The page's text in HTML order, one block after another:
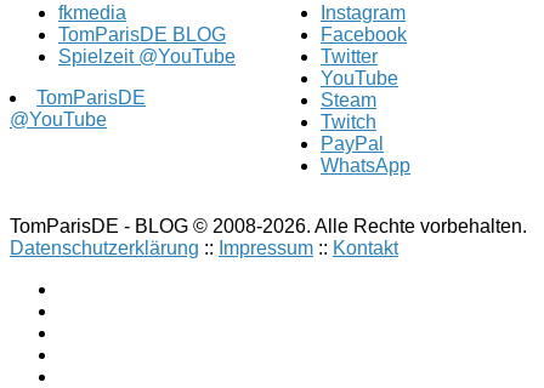
fkmedia
TomParisDE BLOG
Spielzeit @YouTube
TomParisDE
@YouTube
Instagram
Facebook
Twitter
YouTube
Steam
Twitch
PayPal
WhatsApp
TomParisDE - BLOG © 2008-2026. Alle Rechte vorbehalten.
Datenschutzerklärung :: Impressum :: Kontakt